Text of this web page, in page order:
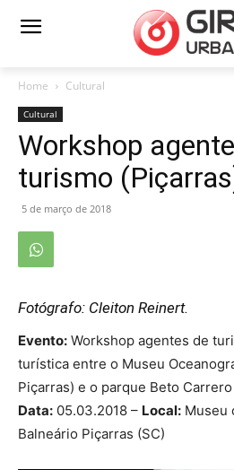
Home Cultural
Cultural
Workshop
turismo
5 de março de 2018
Fotógrafo: Cleiton Reinert.
Evento: Workshop agentes de
turística entre o Museu
Piçarras) e o parque Beto Carrero
Data: 05.03.2018 – Local: Museu
Balneário Piçarras (SC)